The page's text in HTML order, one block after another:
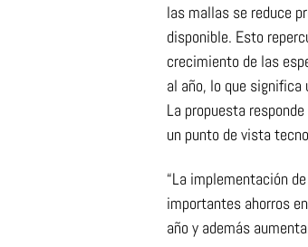
las mallas se reduce
disponible. Esto
crecimiento de las
al año, lo que
La propuesta
un punto de vista
“La implementación
importantes ahorros
año y además